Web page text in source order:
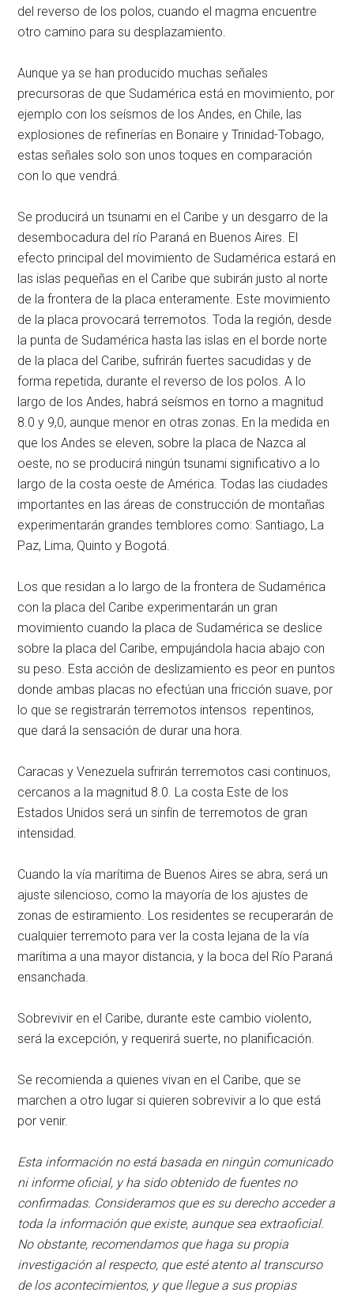
del reverso de los polos, cuando el magma encuentre
otro camino para su desplazamiento.
Aunque ya se han producido muchas señales
precursoras de que Sudamérica está en movimiento, por
ejemplo con los seísmos de los Andes, en Chile, las
explosiones de refinerías en Bonaire y Trinidad-Tobago,
estas señales solo son unos toques en comparación
con lo que vendrá.
Se producirá un tsunami en el Caribe y un desgarro de la
desembocadura del río Paraná en Buenos Aires. El
efecto principal del movimiento de Sudamérica estará en
las islas pequeñas en el Caribe que subirán justo al norte
de la frontera de la placa enteramente. Este movimiento
de la placa provocará terremotos. Toda la región, desde
la punta de Sudamérica hasta las islas en el borde norte
de la placa del Caribe, sufrirán fuertes sacudidas y de
forma repetida, durante el reverso de los polos. A lo
largo de los Andes, habrá seísmos en torno a magnitud
8.0 y 9,0, aunque menor en otras zonas. En la medida en
que los Andes se eleven, sobre la placa de Nazca al
oeste, no se producirá ningún tsunami significativo a lo
largo de la costa oeste de América. Todas las ciudades
importantes en las áreas de construcción de montañas
experimentarán grandes temblores como: Santiago, La
Paz, Lima, Quinto y Bogotá.
Los que residan a lo largo de la frontera de Sudamérica
con la placa del Caribe experimentarán un gran
movimiento cuando la placa de Sudamérica se deslice
sobre la placa del Caribe, empujándola hacia abajo con
su peso. Esta acción de deslizamiento es peor en puntos
donde ambas placas no efectúan una fricción suave, por
lo que se registrarán terremotos intensos repentinos,
que dará la sensación de durar una hora.
Caracas y Venezuela sufrirán terremotos casi continuos,
cercanos a la magnitud 8.0. La costa Este de los
Estados Unidos será un sinfín de terremotos de gran
intensidad.
Cuando la vía marítima de Buenos Aires se abra, será un
ajuste silencioso, como la mayoría de los ajustes de
zonas de estiramiento. Los residentes se recuperarán de
cualquier terremoto para ver la costa lejana de la vía
marítima a una mayor distancia, y la boca del Río Paraná
ensanchada.
Sobrevivir en el Caribe, durante este cambio violento,
será la excepción, y requerirá suerte, no planificación.
Se recomienda a quienes vivan en el Caribe, que se
marchen a otro lugar si quieren sobrevivir a lo que está
por venir.
Esta información no está basada en ningún comunicado
ni informe oficial, y ha sido obtenido de fuentes no
confirmadas. Consideramos que es su derecho acceder a
toda la información que existe, aunque sea extraoficial.
No obstante, recomendamos que haga su propia
investigación al respecto, que esté atento al transcurso
de los acontecimientos, y que llegue a sus propias